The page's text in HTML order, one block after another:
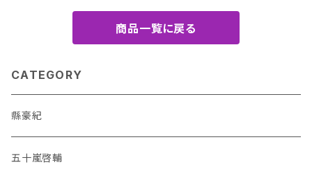
商品一覧に戻る
CATEGORY
縣豪紀
五十嵐啓輔